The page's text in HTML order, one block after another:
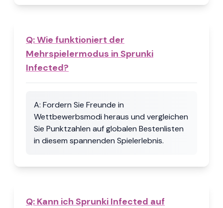
Q:Wie funktioniert der
Mehrspielermodus in Sprunki
Infected?
A: Fordern Sie Freunde in
Wettbewerbsmodi heraus und vergleichen
Sie Punktzahlen auf globalen Bestenlisten
in diesem spannenden Spielerlebnis.
Q: Kann ich Sprunki Infected auf